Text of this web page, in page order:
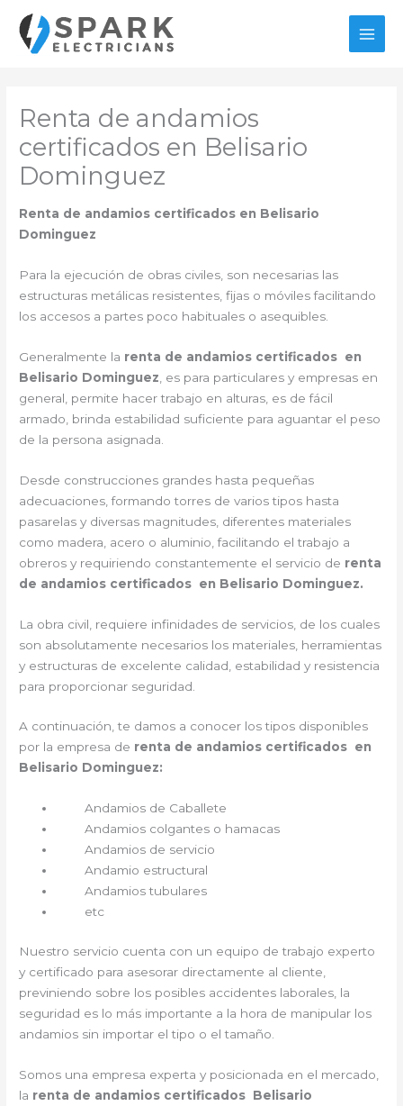
contenido
Renta de andamios
certificados en Belisario
Dominguez
Renta de andamios certificados en Belisario
Dominguez
Para la ejecución de obras civiles, son necesarias las
estructuras metálicas resistentes, fijas o móviles facilitando
los accesos a partes poco habituales o asequibles.
Generalmente la renta de andamios certificados en
Belisario Dominguez , es para particulares y empresas en
general, permite hacer trabajo en alturas, es de fácil
armado, brinda estabilidad suficiente para aguantar el peso
de la persona asignada.
Desde construcciones grandes hasta pequeñas
adecuaciones, formando torres de varios tipos hasta
pasarelas y diversas magnitudes, diferentes materiales
como madera, acero o aluminio, facilitando el trabajo a
obreros y requiriendo constantemente el servicio de renta
de andamios certificados en Belisario Dominguez.
La obra civil, requiere infinidades de servicios, de los cuales
son absolutamente necesarios los materiales, herramientas
y estructuras de excelente calidad, estabilidad y resistencia
para proporcionar seguridad.
A continuación, te damos a conocer los tipos disponibles
por la empresa de renta de andamios certificados en
Belisario Dominguez:
Andamios de Caballete
Andamios colgantes o hamacas
Andamios de servicio
Andamio estructural
Andamios tubulares
etc
Nuestro servicio cuenta con un equipo de trabajo experto
y certificado para asesorar directamente al cliente,
previniendo sobre los posibles accidentes laborales, la
seguridad es lo más importante a la hora de manipular los
andamios sin importar el tipo o el tamaño.
Somos una empresa experta y posicionada en el mercado,
la renta de andamios certificados Belisario